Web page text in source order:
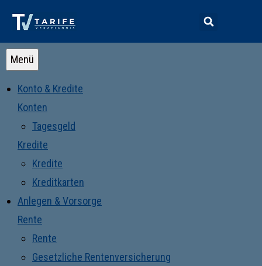
Menü
Konto & Kredite
Konten
Tagesgeld
Kredite
Kredite
Kreditkarten
Anlegen & Vorsorge
Rente
Rente
Gesetzliche Rentenversicherung